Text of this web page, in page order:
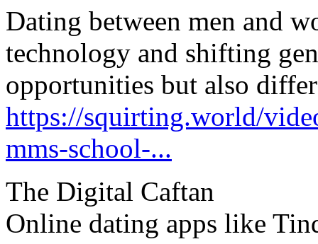
Dating between men and
technology and shifting
opportunities but also
https://squirting.world/
mms-school-...
The Digital Caftan
Online dating apps like